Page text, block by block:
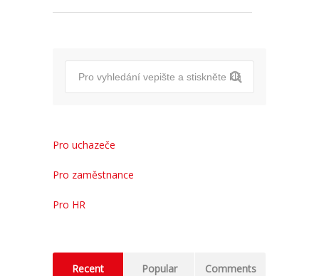
Pro uchazeče
Pro zaměstnance
Pro HR
Recent Popular Comments